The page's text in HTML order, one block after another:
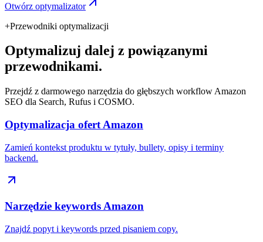
Otwórz optymalizator
+Przewodniki optymalizacji
Optymalizuj dalej z powiązanymi
przewodnikami.
Przejdź z darmowego narzędzia do głębszych workflow Amazon
SEO dla Search, Rufus i COSMO.
Optymalizacja ofert Amazon
Zamień kontekst produktu w tytuły, bullety, opisy i terminy
backend.
Narzędzie keywords Amazon
Znajdź popyt i keywords przed pisaniem copy.